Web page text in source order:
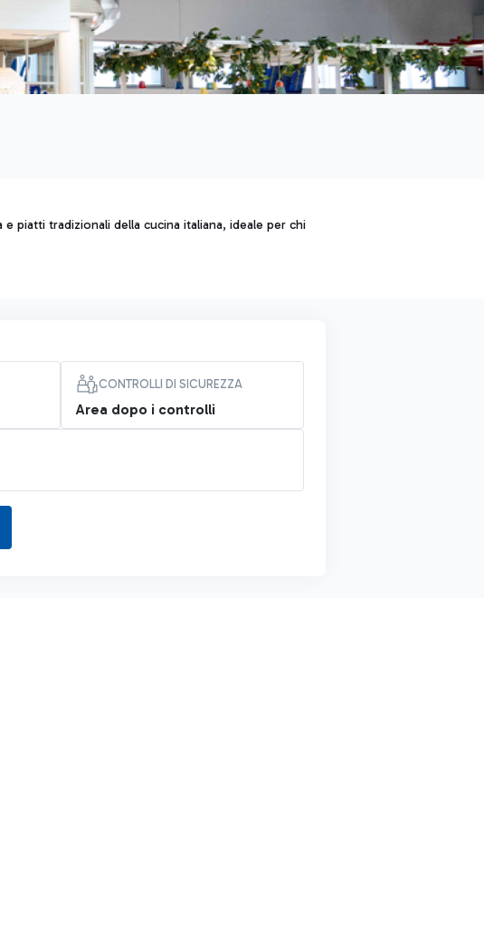
piatti tradizionali della cucina italiana, ideale per chi
CONTROLLI DI SICUREZZA
Area dopo i controlli